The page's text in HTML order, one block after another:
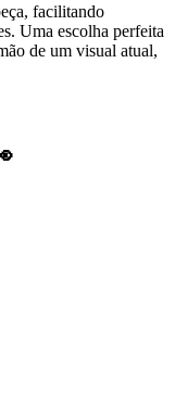
facilitando
Uma escolha perfeita
de um visual atual,